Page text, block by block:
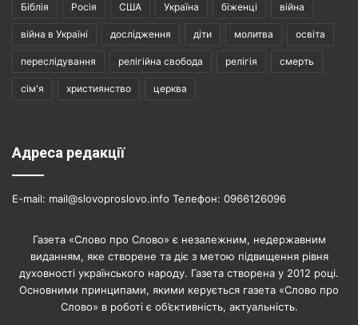
Біблія Росія США Україна біженці війна
війна в Україні дослідження діти молитва освіта
переслідування релігійна свобода релігія смерть
сім'я християнство церква
Адреса редакції
E-mail: mail@slovoproslovo.info Телефон: 0966126096
Газета «Слово про Слово» є незалежним, недержавним
виданням, яке створене та діє з метою підвищення рівня
духовності українського народу. Газета створена у 2012 році.
Основними принципами, якими керується газета «Слово про
Слово» в роботі є об’єктивність, актуальність.